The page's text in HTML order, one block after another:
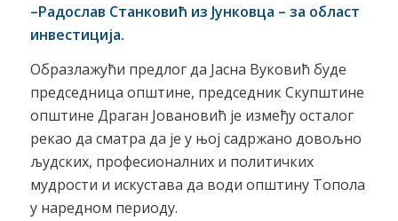
–Радослав Станковић из Јунковца – за област
инвестиција.
Образлажући предлог да Јасна Вуковић буде
председница општине, председник Скупштине
општине Драган Јовановић је између осталог
рекао да сматра да је у њој садржано довољно
људских, професионалних и политичких
мудрости и искустава да води општину Топола
у наредном периоду.